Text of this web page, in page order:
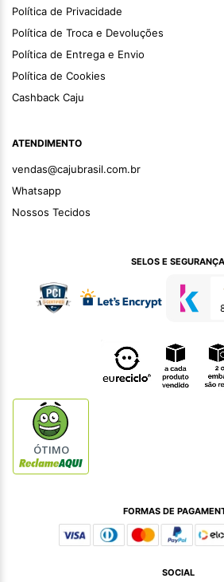
Política de Privacidade
Política de Troca e Devoluções
Política de Entrega e Envio
Política de Cookies
Cashback Caju
ATENDIMENTO
vendas@cajubrasil.com.br
Whatsapp
Nossos Tecidos
SELOS E SEGURANÇA
ÓTIMO
FORMAS DE
SOCIAL